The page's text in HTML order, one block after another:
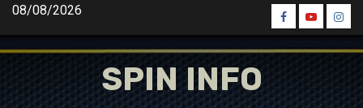
Skip
content
08/08/2026
Spin
Facebook
Spin
Youtube
Spin
SPIN INFO